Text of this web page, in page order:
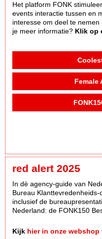
Het platform FONK
events interactie tussen en
interesse om deel te
je meer informatie? Klik op
Female
red alert 2025
In dè agency-guide van
Bureau
inclusief de
Nederland: de FONK150
Kijk hier in onze webshop